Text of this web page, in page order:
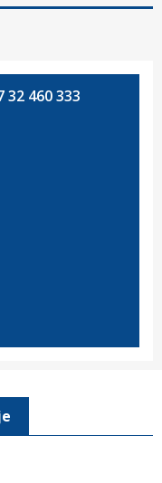
460 333